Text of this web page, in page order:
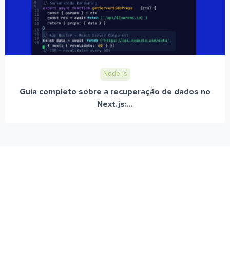
Node.js
Guia completo sobre a recuperação de dados no
Next.js:...